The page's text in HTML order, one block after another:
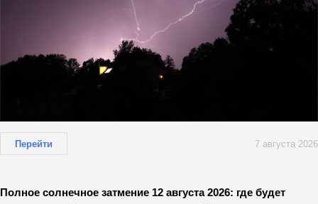
Перейти 7 августа 2026
Полное солнечное затмение 12 августа 2026: где будет